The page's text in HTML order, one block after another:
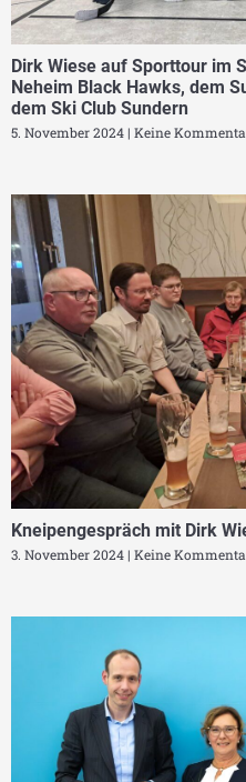
Dirk Wiese auf Sporttour im
Neheim Black Hawks, dem
dem Ski Club Sundern
5. November 2024 Keine
Kneipengespräch mit Dirk
3. November 2024 Keine